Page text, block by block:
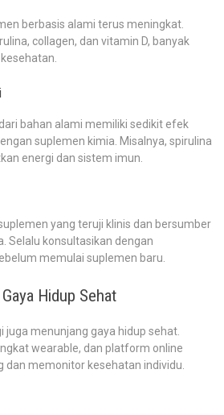
berbasis alami terus meningkat.
collagen, dan vitamin D, banyak
bahan alami memiliki sedikit efek
suplemen kimia. Misalnya, spirulina
energi dan sistem imun.
yang teruji klinis dan bersumber
Selalu konsultasikan dengan
memulai suplemen baru.
Hidup Sehat
juga menunjang gaya hidup sehat.
wearable, dan platform online
memonitor kesehatan individu.